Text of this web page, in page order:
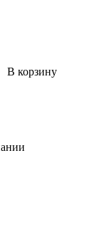
В корзину